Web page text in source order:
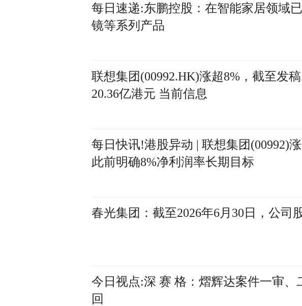
每日速递:东鹏控股：在智能家居领域
镜等系列产品
联想集团(00992.HK)涨超8%，截至发
20.36亿港元 当前信息
每日快讯!港股异动 | 联想集团(00992)
此前明确8%净利润率长期目标
春光集团：截至2026年6月30日，公司
今日视点:深 赛 格：熠辉达案件一审
回